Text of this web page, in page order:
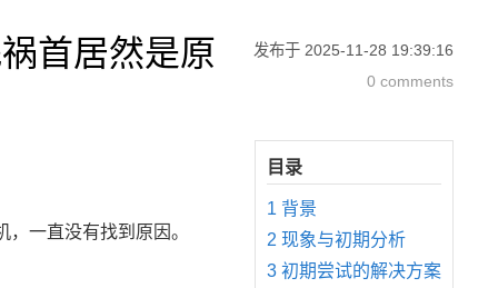
发布于 2025-11-28 19:39:16
0 comments
首居然是原
1 背景
2 现象与初期分析
3 初期尝试的解决方案
一直没有找到原因。